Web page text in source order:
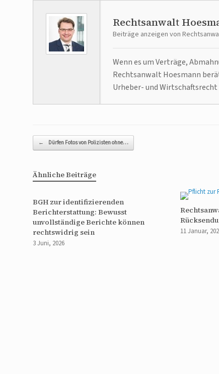
Rechtsanwalt
Beiträge anzeigen von
Wenn es um Verträge,
Rechtsanwalt Hoesmann
Urheber- und
Beitragsnavigation
← Dürfen Fotos von Polizisten ohne…
Ähnliche Beiträge
BGH zur identifizierenden
Berichterstattung: Bewusst
unvollständige Berichte können
rechtswidrig sein
3 Juni, 2026
11 Januar,